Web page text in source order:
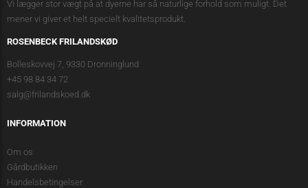
Vi lægger stor vægt på at dyerne har så naturlige forhold som muligt. Det
mener vi giver et helt specielt kvalitetsprodukt.
ROSENBECK FRILANDSKØD
Bolleskovvej 7, 9330 Dronninglund
+45 98 84 34 72
salg@frilandskoed.dk
INFORMATION
Om os
Gårdbutikken
Handelsbetingelser